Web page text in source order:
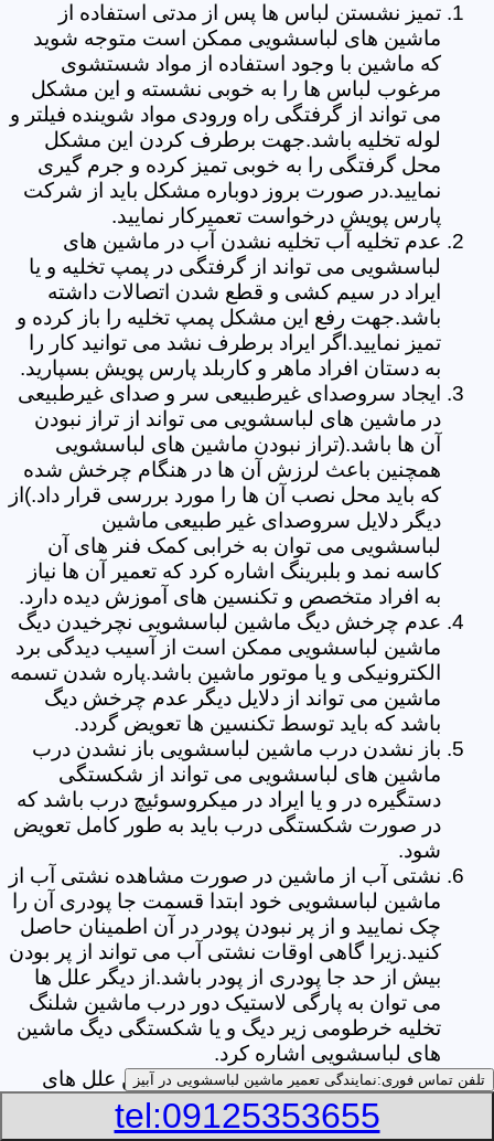
تمیز نشستن لباس ها پس از مدتی استفاده از
ماشین های لباسشویی ممکن است متوجه شوید
که ماشین با وجود استفاده از مواد شستشوی
مرغوب لباس ها را به خوبی نشسته و این مشکل
می تواند از گرفتگی راه ورودی مواد شوینده فیلتر و
لوله تخلیه باشد.جهت برطرف کردن این مشکل
محل گرفتگی را به خوبی تمیز کرده و جرم گیری
نمایید.در صورت بروز دوباره مشکل باید از شرکت
پارس پویش درخواست تعمیرکار نمایید.
عدم تخلیه آب تخلیه نشدن آب در ماشین های
لباسشویی می تواند از گرفتگی در پمپ تخلیه و یا
ایراد در سیم کشی و قطع شدن اتصالات داشته
باشد.جهت رفع این مشکل پمپ تخلیه را باز کرده و
تمیز نمایید.اگر ایراد برطرف نشد می توانید کار را
به دستان افراد ماهر و کاربلد پارس پویش بسپارید.
ایجاد سروصدای غیرطبیعی سر و صدای غیرطبیعی
در ماشین های لباسشویی می تواند از تراز نبودن
آن ها باشد.(تراز نبودن ماشین های لباسشویی
همچنین باعث لرزش آن ها در هنگام چرخش شده
که باید محل نصب آن ها را مورد بررسی قرار داد.)از
دیگر دلایل سروصدای غیر طبیعی ماشین
لباسشویی می توان به خرابی کمک فنر های آن
کاسه نمد و بلبرینگ اشاره کرد که تعمیر آن ها نیاز
به افراد متخصص و تکنسین های آموزش دیده دارد.
عدم چرخش دیگ ماشین لباسشویی نچرخیدن دیگ
ماشین لباسشویی ممکن است از آسیب دیدگی برد
الکترونیکی و یا موتور ماشین باشد.پاره شدن تسمه
ماشین می تواند از دلایل دیگر عدم چرخش دیگ
باشد که باید توسط تکنسین ها تعویض گردد.
باز نشدن درب ماشین لباسشویی باز نشدن درب
ماشین های لباسشویی می تواند از شکستگی
دستگیره در و یا ایراد در میکروسوئیچ درب باشد که
در صورت شکستگی درب باید به طور کامل تعویض
شود.
نشتی آب از ماشین در صورت مشاهده نشتی آب از
ماشین لباسشویی خود ابتدا قسمت جا پودری آن را
چک نمایید و از پر نبودن پودر در آن اطمینان حاصل
کنید.زیرا گاهی اوقات نشتی آب می تواند از پر بودن
بیش از حد جا پودری از پودر باشد.از دیگر علل ها
می توان به پارگی لاستیک دور درب ماشین شلنگ
تخلیه خرطومی زیر دیگ و یا شکستگی دیگ ماشین
های لباسشویی اشاره کرد.
خشک نکردن لباس ها یکی از بیشترین علل های
خشک نکردن لباس ها توسط ماشین های
لباسشویی پر کردن دیگ آن ها بیش از حد ظرفیت
تلفن تماس فوری:نمایندگی تعمیر ماشین لباسشویی در آبیز
tel:09125353655